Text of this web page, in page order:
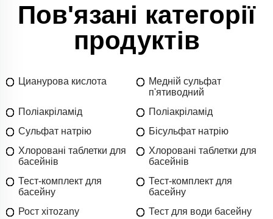
Пов'язані категорії
продуктів
Цианурова кислота
Медній сульфат
п'ятиводний
Поліакріламід
Поліакріламід
Сульфат натрію
Бісульфат натрію
Хлоровані таблетки для
басейнів
Хлоровані таблетки для
басейнів
Тест-комплект для
басейну
Тест-комплект для
басейну
Рост хітоzanу
Тест для води басейну